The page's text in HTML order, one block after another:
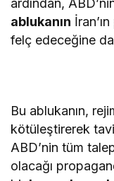
ablukanın
felç edeceğine
Bu ablukanın,
kötüleştirerek
ABD’nin tüm
olacağı